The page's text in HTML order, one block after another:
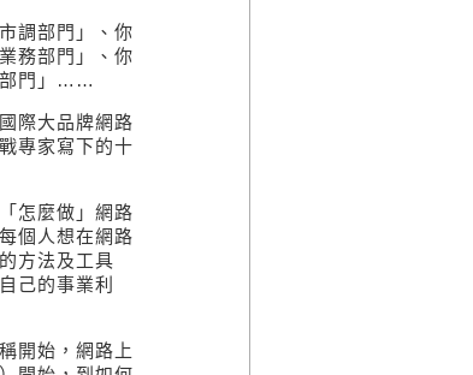
調部門」、你
務部門」、你
部門」……
際大品牌網路
專家寫下的十
怎麼做」網路
個人想在網路
方法及工具
己的事業利
開始，網路上